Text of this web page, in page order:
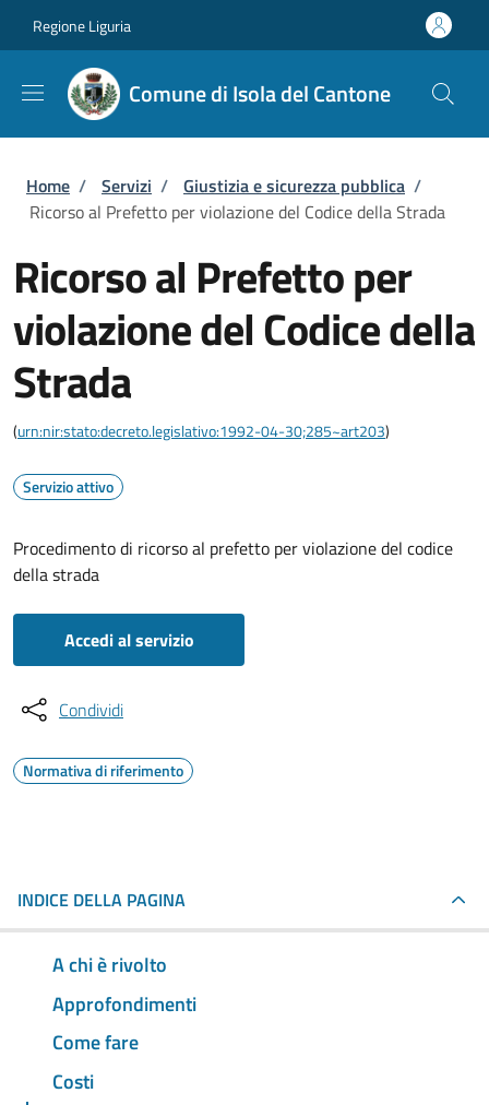
Regione Liguria
Comune di Isola del Cantone
Briciole di pane
Home / Servizi / Giustizia e sicurezza pubblica /
Ricorso al Prefetto per violazione del Codice della Strada
Ricorso al Prefetto per
violazione del Codice della
Strada
(urn:nir:stato:decreto.legislativo:1992-04-30;285~art203)
Servizio attivo
Procedimento di ricorso al prefetto per violazione del codice
della strada
Accedi al servizio
Condividi
Normativa di riferimento
INDICE DELLA PAGINA
A chi è rivolto
Approfondimenti
Come fare
Costi